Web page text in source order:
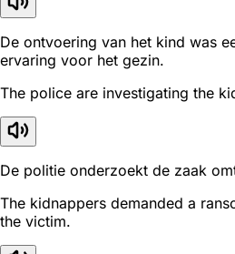
De ontvoering van het kind was
ervaring voor het gezin.
The police are investigating the
De politie onderzoekt de zaak
The kidnappers demanded a
the victim.